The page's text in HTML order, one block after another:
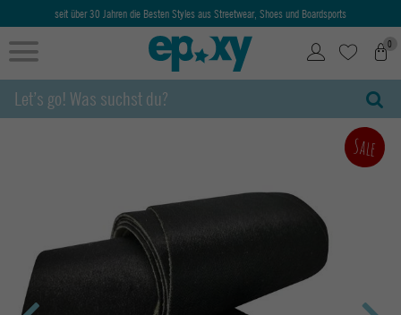
seit über 30 Jahren die Besten Styles aus Streetwear, Shoes und Boardsports
0
Sale